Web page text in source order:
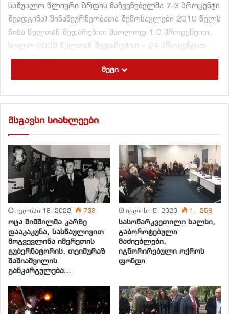
საშუალო წლიური ზრდის მაჩვენებელმა 7.3 პროცენტი
შეადგინა) შინამეურნეობათა შემოსავლები 2010 წელს
წინა წელთან შედარებით მხოლოდ 1.0 პროცენტით,
ხოლო 2003 წელთან შედარებით – 24 პროცენტით
გაიზარდა.
მხოლოდ მესამედზე ნაკლები (32%) მოდის
შემოსავლებზე დაქირავებით დასაქმებიდან.
მეტი
მსგავსი სიახლეები
ივლისი 18, 2022 733
ოცა შიმშილმა კარზე
დააკაკუნა, სასწაულივით
მოგვევლინა იმერეთის
გუბერნატორის, თეიმურაზ
შაშიაშვილის
განკარგულება…
ივლისი 5, 2020 1, 256
სასოწარკვეთილი ხალხი,
გაბოროტებული
მაძიებლები,
იგნორირებული ოქროს
ფონდი